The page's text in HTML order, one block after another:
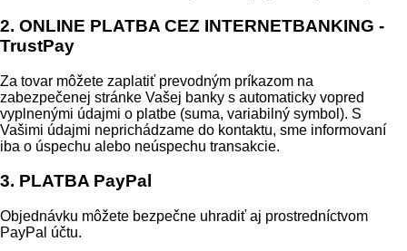
2. ONLINE PLATBA CEZ INTERNETBANKING -
TrustPay
Za tovar môžete zaplatiť prevodným príkazom na
zabezpečenej stránke Vašej banky s automaticky vopred
vyplnenými údajmi o platbe (suma, variabilný symbol). S
Vašimi údajmi neprichádzame do kontaktu, sme informovaní
iba o úspechu alebo neúspechu transakcie.
3. PLATBA PayPal
Objednávku môžete bezpečne uhradiť aj prostredníctvom
PayPal účtu.